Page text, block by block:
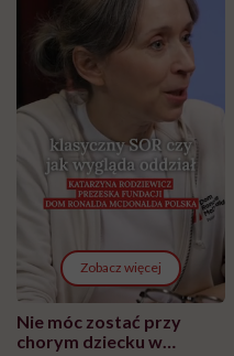
Zobacz więcej
Nie móc zostać przy
chorym dziecku w